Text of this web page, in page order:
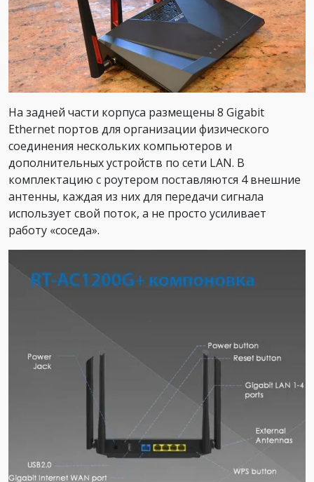
На задней части корпуса размещены 8 Gigabit
Ethernet портов для организации физического
соединения нескольких компьютеров и
дополнительных устройств по сети LAN. В
комплектацию с роутером поставляются 4 внешние
антенны, каждая из них для передачи сигнала
использует свой поток, а не просто усиливает
работу «соседа».